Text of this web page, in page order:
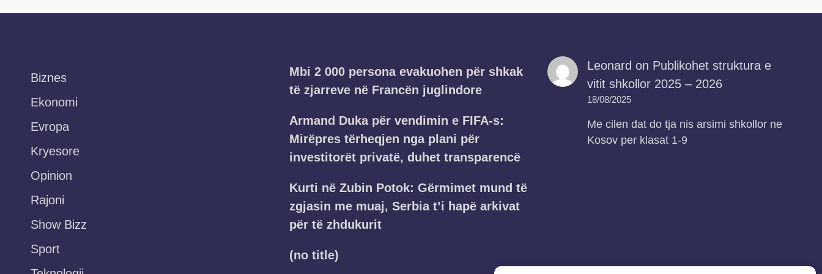
Biznes
Ekonomi
Evropa
Kryesore
Opinion
Rajoni
Show Bizz
Sport
Mbi 2 000 persona evakuohen për shkak
të zjarreve në Francën juglindore
Armand Duka për vendimin e FIFA-s:
Mirëpres tërheqjen nga plani për
investitorët privatë, duhet transparencë
Kurti në Zubin Potok: Gërmimet mund të
zgjasin me muaj, Serbia t’i hapë arkivat
për të zhdukurit
(no title)
Leonard on Publikohet struktura e
vitit shkollor 2025 – 2026
18/08/2025
Me cilen dat do tja nis arsimi shkollor ne
Kosov per klasat 1-9